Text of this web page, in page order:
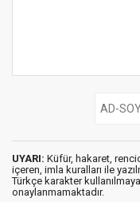
UYARI: Küfür, hakaret,
içeren, imla kuralları ile
Türkçe karakter
onaylanmamaktadır.